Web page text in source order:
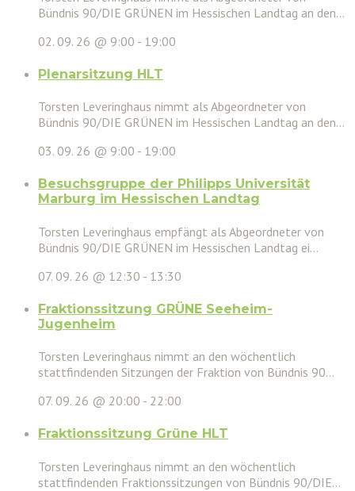
Bündnis 90/DIE GRÜNEN im Hessischen Landtag an den...
02. 09. 26 @ 9:00 - 19:00
Plenarsitzung HLT
Torsten Leveringhaus nimmt als Abgeordneter von
Bündnis 90/DIE GRÜNEN im Hessischen Landtag an den...
03. 09. 26 @ 9:00 - 19:00
Besuchsgruppe der Philipps Universität
Marburg im Hessischen Landtag
Torsten Leveringhaus empfängt als Abgeordneter von
Bündnis 90/DIE GRÜNEN im Hessischen Landtag ei...
07. 09. 26 @ 12:30 - 13:30
Fraktionssitzung GRÜNE Seeheim-
Jugenheim
Torsten Leveringhaus nimmt an den wöchentlich
stattfindenden Sitzungen der Fraktion von Bündnis 90...
07. 09. 26 @ 20:00 - 22:00
Fraktionssitzung Grüne HLT
Torsten Leveringhaus nimmt an den wöchentlich
stattfindenden Fraktionssitzungen von Bündnis 90/DIE...